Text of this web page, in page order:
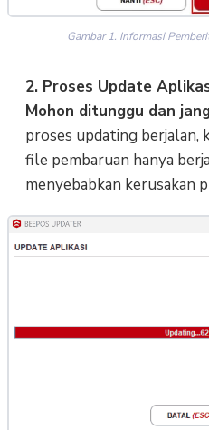
Gambar 1. Informasi
2. Proses Update
Mohon ditunggu dan
proses updating berjalan,
file pembaruan hanya
menyebabkan kerusakan